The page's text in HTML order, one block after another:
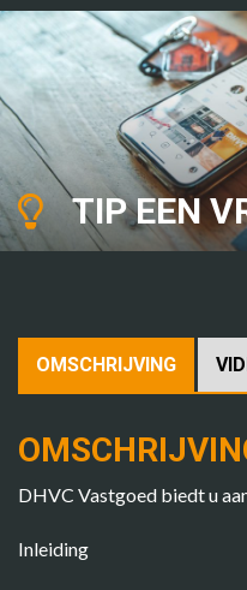
TIP EEN
OMSCHRIJVING
DHVC Vastgoed biedt u
Inleiding